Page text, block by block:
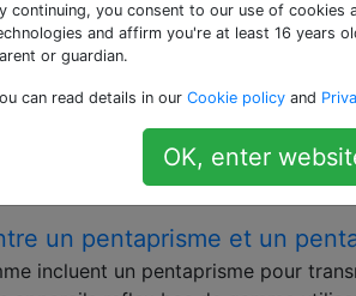
sont-ils pas à 100%?
haut de gamme (D) SLR
du cadre exposé et permet
bord du cadre. Les modèles bas
un pentaprisme et un
incluent un pentaprisme pour
continuing, you consent to our use of cookies
and affirm you're at least 16 years
or guardian.
can read details in our Cookie policy and
OK, enter